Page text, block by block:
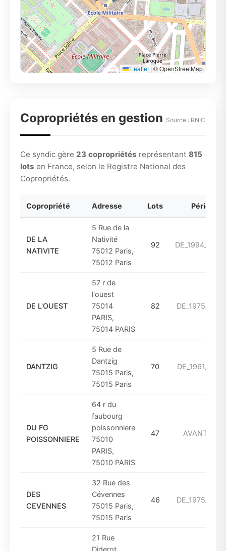
Leaflet | © OpenStreetMap
Copropriétés en gestion Source : RNIC
Ce syndic gère 23 copropriétés représentant 815
lots en France, selon le Registre National des
Copropriétés.
Copropriété Adresse Lots Période
DE LA
NATIVITE
5 Rue de la
Nativité
75012 Paris,
75012 Paris
92
DE L'OUEST
57 r de
l'ouest
75014
PARIS,
75014 PARIS
82
DANTZIG
5 Rue de
Dantzig
75015 Paris,
75015 Paris
70
DU FG
POISSONNIERE
64 r du
faubourg
poissonniere
75010
PARIS,
75010 PARIS
47 AVANT_1949
DES
CEVENNES
32 Rue des
Cévennes
75015 Paris,
75015 Paris
46
21 Rue
Diderot